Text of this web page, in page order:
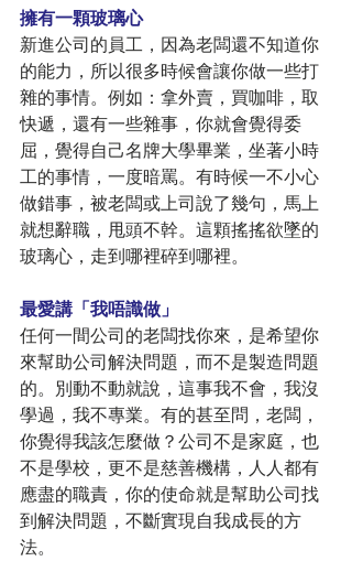
擁有一顆玻璃心
新進公司的員工，因為老闆還不知道你
的能力，所以很多時候會讓你做一些打
雜的事情。例如：拿外賣，買咖啡，取
快遞，還有一些雜事，你就會覺得委
屈，覺得自己名牌大學畢業，坐著小時
工的事情，一度暗罵。有時候一不小心
做錯事，被老闆或上司說了幾句，馬上
就想辭職，甩頭不幹。這顆搖搖欲墜的
玻璃心，走到哪裡碎到哪裡。
最愛講「我唔識做」
任何一間公司的老闆找你來，是希望你
來幫助公司解決問題，而不是製造問題
的。別動不動就說，這事我不會，我沒
學過，我不專業。有的甚至問，老闆，
你覺得我該怎麼做？公司不是家庭，也
不是學校，更不是慈善機構，人人都有
應盡的職責，你的使命就是幫助公司找
到解決問題，不斷實現自我成長的方
法。